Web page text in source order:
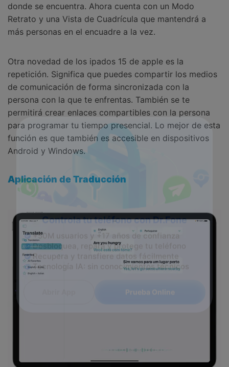
donde se encuentra. Ahora cuenta con un Modo
Retrato y una Vista de Cuadrícula que mantendrá a
más personas en el encuadre a la vez.
Otra novedad de los ipados 15 de apple es la
repetición. Significa que puedes compartir los medios
de comunicación de forma sincronizada con la
persona con la que te enfrentas. También se te
permitirá crear enlaces compartibles con la persona
para programar tu tiempo presencial. Lo mejor de esta
función es que también es accesible en dispositivos
Android y Windows.
Aplicación de Traducción
Controla tu teléfono con Dr.Fone
+50M usuarios y +17 años de confianza
Desbloquea, repara y protege tu teléfono
Tecnología IA: sin conocimientos técnicos